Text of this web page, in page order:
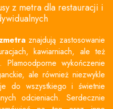
z metra dla restauracji i
znajdują zastosowanie
kawiarniach, ale też
Plamoodporne wykończenie
ale również niezwykle
do wszystkiego i świetnie
odcieniach. Serdecznie